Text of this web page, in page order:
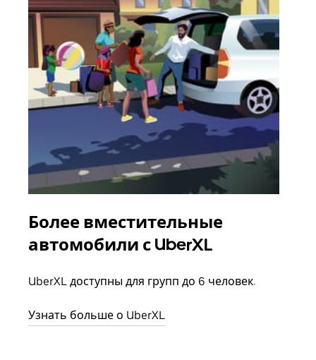
Более вместительные
автомобили с UberXL
UberXL доступны для групп до 6 человек.
Узнать больше о UberXL